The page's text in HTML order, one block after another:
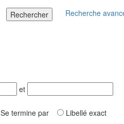
Rechercher Recherche
et
Se termine par Libellé exact